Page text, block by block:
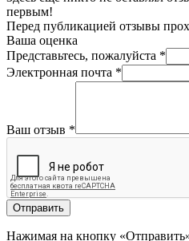
первым!
Перед публикацией отзывы
Ваша оценка
Представьтесь, пожалуйста *
Электронная почта *
Ваш отзыв *
Отправить
Нажимая на кнопку